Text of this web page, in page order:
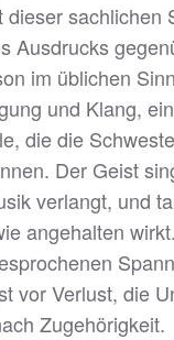
dieser sachlichen
Ausdrucks
im üblichen
und Klang,
die die
Der Geist
verlangt, und
angehalten
vor Verlust, die
Zugehörigkeit.